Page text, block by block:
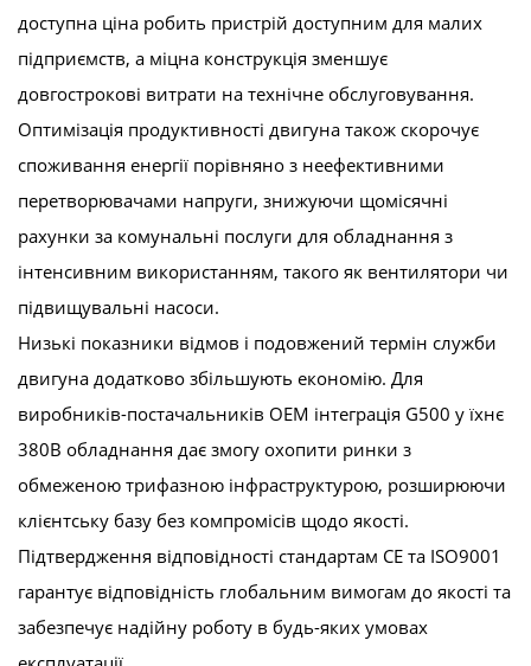
доступна ціна робить пристрій доступним для малих
підприємств, а міцна конструкція зменшує
довгострокові витрати на технічне обслуговування.
Оптимізація продуктивності двигуна також скорочує
споживання енергії порівняно з неефективними
перетворювачами напруги, знижуючи щомісячні
рахунки за комунальні послуги для обладнання з
інтенсивним використанням, такого як вентилятори чи
підвищувальні насоси.
Низькі показники відмов і подовжений термін служби
двигуна додатково збільшують економію. Для
виробників-постачальників OEM інтеграція G500 у їхнє
380В обладнання дає змогу охопити ринки з
обмеженою трифазною інфраструктурою, розширюючи
клієнтську базу без компромісів щодо якості.
Підтвердження відповідності стандартам CE та ISO9001
гарантує відповідність глобальним вимогам до якості та
забезпечує надійну роботу в будь-яких умовах